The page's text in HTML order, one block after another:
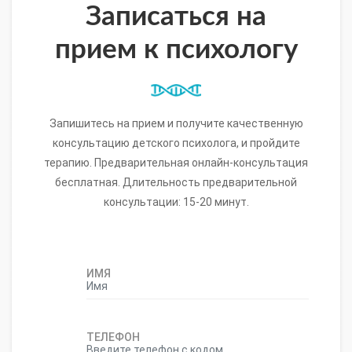
Записаться на
прием к психологу
Запишитесь на прием и получите качественную
консультацию детского психолога, и пройдите
терапию. Предварительная онлайн-консультация
бесплатная. Длительность предварительной
консультации: 15-20 минут.
ИМЯ
ТЕЛЕФОН